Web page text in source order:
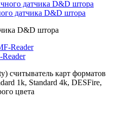
датчика D&D штора
D&D штора
считыватель карт форматов
1k, Standard 4k, DESFire,
цвета